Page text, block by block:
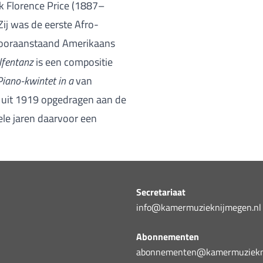
Florence Price (1887–
was de eerste Afro-
Amerikaans
is een compositie
kwintet in avan
1919 opgedragen aan de
jaren daarvoor een
Secretariaat
info@kamermuzieknijmegen.nl
Abonnementen